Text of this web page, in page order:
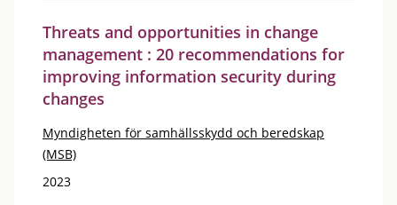
Threats and opportunities in change
management : 20 recommendations for
improving information security during
changes
Myndigheten för samhällsskydd och beredskap
(MSB)
2023